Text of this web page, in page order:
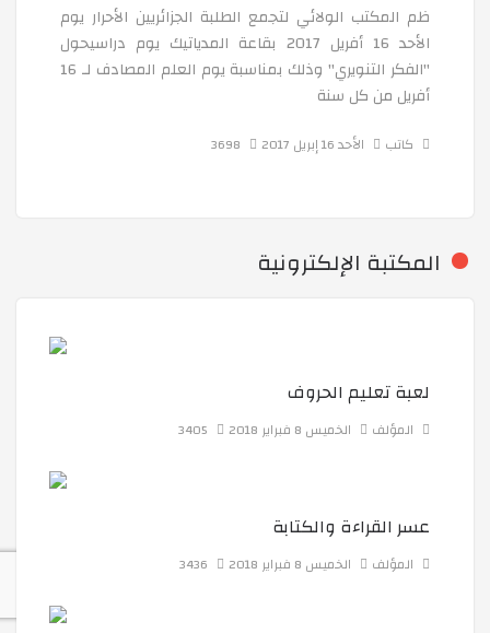
معرض النباتات الخارجية والداخلية
زيارة تبادلية إلى مدارس الإبداع الخاصة
زيارة مشتلة غاردن
وقفة الأحد : نتائج مسابقة تظاهرة يناير وتكريمات
ظم المكتب الولائي لتجمع الطلبة الجزائريين الأحرار يوم
الأحد 16 أفريل 2017 بقاعة المدياتيك يوم دراسيحول
"الفكر التنويري" وذلك بمناسبة يوم العلم المصادف لـ 16
أفريل من كل سنة
كاتب الأحد 16 إبريل 2017
المكتبة الإلكترونية
لعبة تعليم الحروف
المؤلف الخميس 8 فبراير 2018
عسر القراءة والكتابة
المؤلف الخميس 8 فبراير 2018